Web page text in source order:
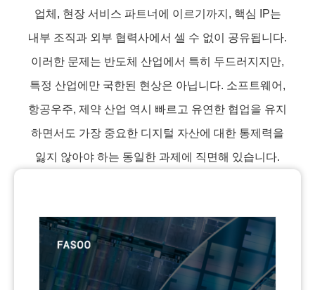
업체, 현장 서비스 파트너에 이르기까지, 핵심 IP는
내부 조직과 외부 협력사에서 셀 수 없이 공유됩니다.
이러한 문제는 반도체 산업에서 특히 두드러지지만,
특정 산업에만 국한된 현상은 아닙니다. 소프트웨어,
항공우주, 제약 산업 역시 빠르고 유연한 협업을 유지
하면서도 가장 중요한 디지털 자산에 대한 통제력을
잃지 않아야 하는 동일한 과제에 직면해 있습니다.